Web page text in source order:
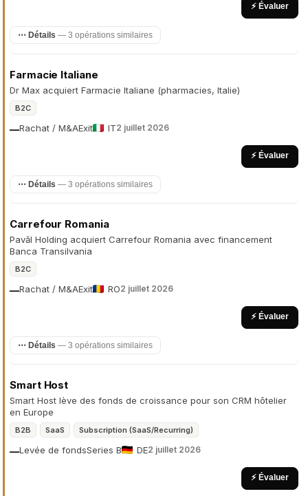
⚡ Évaluer
⋯ Détails — 3 opérations similaires
Farmacie Italiane
Dr Max acquiert Farmacie Italiane (pharmacies, Italie)
B2C
Rachat / M&A
— Exit IT2 juillet 2026
⚡ Évaluer
⋯ Détails — 3 opérations similaires
Carrefour Romania
Pavăl Holding acquiert Carrefour Romania avec financement
Banca Transilvania
B2C
Rachat / M&A
— Exit RO2 juillet 2026
⚡ Évaluer
⋯ Détails — 3 opérations similaires
Smart Host
Smart Host lève des fonds de croissance pour son CRM hôtelier
en Europe
B2B SaaS Subscription (SaaS/Recurring)
Levée de fonds
— Series B DE2 juillet 2026
⚡ Évaluer